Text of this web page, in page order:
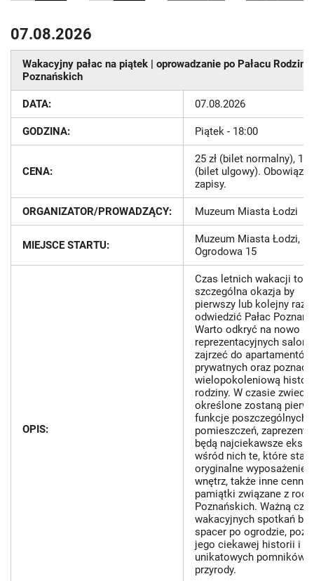
pn.
27 28 29
3
12
17 19
26
2
Dzisiaj UsuńZamknij
27
11
18
25
1
Dzisiaj UsuńZamknij
07.08.2026
Wakacyjny pałac na piątek | oprowadzanie po Pałacu Rodziny
Poznańskich
DATA: 07.08.2026
GODZINA: Piątek - 18:00
CENA:
25 zł (bilet normalny), 18
(bilet ulgowy).
zapisy.
ORGANIZATOR/PROWADZĄCY: Muzeum Miasta Łodzi
MIEJSCE STARTU:
Muzeum Miasta Łodzi, ul.
Ogrodowa 15
OPIS:
Czas letnich wakacji to
szczególna okazja by
pierwszy lub kolejny raz
odwiedzić Pałac
Warto odkryć na nowo
reprezentacyjnych
zajrzeć do apartamentów
prywatnych oraz poznać
wielopokoleniową
rodziny. W czasie
określone zostaną
funkcje poszczególnych
pomieszczeń,
będą najciekawsze
wśród nich te, które
oryginalne wyposażenie
wnętrz, także inne cenne
pamiątki związane z
Poznańskich. Ważną
wakacyjnych spotkań
spacer po ogrodzie,
jego ciekawej historii i
unikatowych pomników
przyrody.